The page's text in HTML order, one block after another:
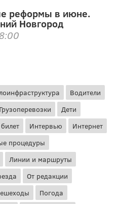
реформы в июне.
Новгород
Водители
Грузоперевозки
Дети
Интервью
Интернет
процедуры
Линии и маршруты
От редакции
Погода